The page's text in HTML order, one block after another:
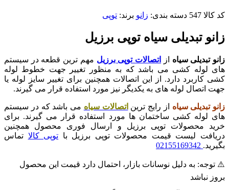
کد کالا 547 دسته بندی: زانو برند: توپی
زانو تبدیلی سیاه توپی برزیل
زانو تبدیلی سیاه از اتصالات توپی برزیل مهم ترین قطعه در سیستم
های لوله کشی می باشد که به منظور تغییر جهت خطوط لوله
کشی کاربرد دارد. از این اتصالات همچنین برای تغییر سایز لوله یا
جهت اتصال لوله های به یکدیگر نیز مورد استفاده قرار می گیرند.
زانو تبدیلی سیاه از رایج ترین اتصالات سیاه می باشد که در سیستم
های لوله کشی ساختمان ها مورد استفاده قرار می گیرند. برای
خرید محصولات توپی برزیل و ارسال فوری محصول همچنین
دریافت لیست قیمت محصولات توپی برزیل با توپی کالا تماس
بگیرید.
⚠️ توجه: به دلیل نوسانات بازار، احتمال دارد قیمت این محصول
بروز نباشد